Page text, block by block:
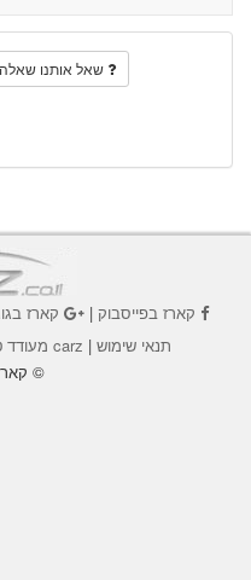
שאל אותנו שאלה
קארז בפייסבוק| קארז
תנאי שימוש | carz מעודד טבעונות
© קארז 2010-